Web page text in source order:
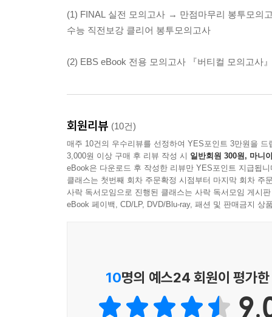
(1) FINAL 실전 모의고사 → 만점마무리 봉투모
수능 직전보강 클리어 봉투모의고사
(2) EBS eBook 전용 모의고사 『버티컬 모의고사
회원리뷰 (10건)
매주 10건의 우수리뷰를 선정하여 YES포인트 3만원을 드
3,000원 이상 구매 후 리뷰 작성 시 일반회원 300원, 마니
eBook은 다운로드 후 작성한 리뷰만 YES포인트 지급됩니
클래스는 첫번째 회차 주문확정 시점부터 마지막 회차 주
사락 독서모임으로 진행된 클래스는 사락 독서모임 게시
eBook 페이백, CD/LP, DVD/Blu-ray, 패션 및 판매금지 상
10명의 예스24 회원이 평가